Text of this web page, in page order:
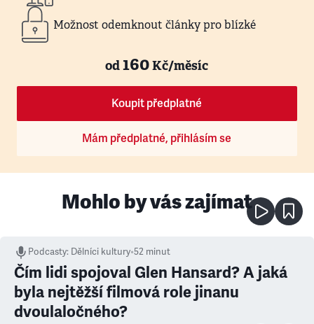
Možnost odemknout články pro blízké
od160Kč/měsíc
Koupit předplatné
Mám předplatné, přihlásím se
Mohlo by vás zajímat
Podcasty: Dělníci kultury•52 minut
Čím lidi spojoval Glen Hansard? A jaká
byla nejtěžší filmová role jinanu
dvoulaločného?